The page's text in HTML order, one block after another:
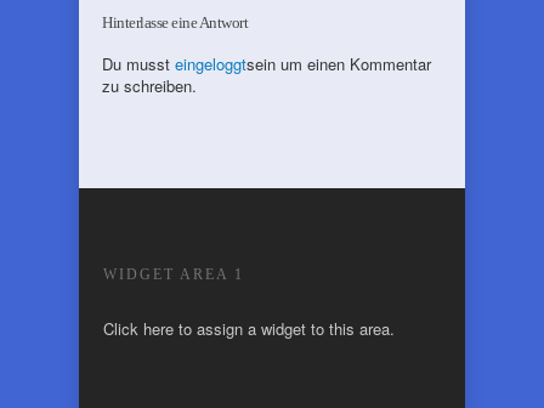
Hinterlasse eine Antwort
Du musst eingeloggtsein um einen Kommentar
zu schreiben.
WIDGET AREA 1
Click here to assign a widget to this area.